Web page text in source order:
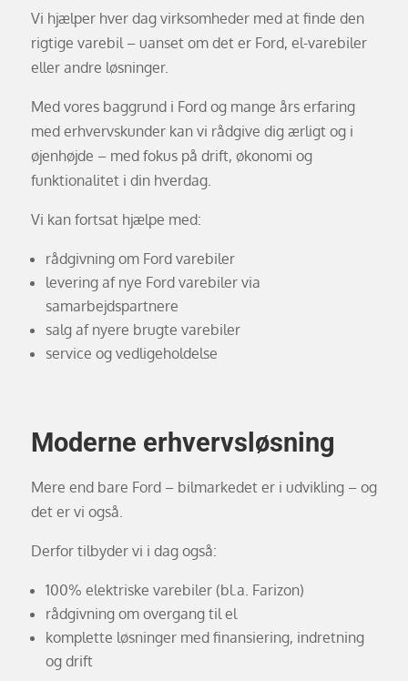
Vi hjælper hver dag virksomheder med at finde den
rigtige varebil – uanset om det er Ford, el-varebiler
eller andre løsninger.
Med vores baggrund i Ford og mange års erfaring
med erhvervskunder kan vi rådgive dig ærligt og i
øjenhøjde – med fokus på drift, økonomi og
funktionalitet i din hverdag.
Vi kan fortsat hjælpe med:
rådgivning om Ford varebiler
levering af nye Ford varebiler via
samarbejdspartnere
salg af nyere brugte varebiler
service og vedligeholdelse
Moderne erhvervsløsning
Mere end bare Ford – bilmarkedet er i udvikling – og
det er vi også.
Derfor tilbyder vi i dag også:
100% elektriske varebiler (bl.a. Farizon)
rådgivning om overgang til el
komplette løsninger med finansiering, indretning
og drift